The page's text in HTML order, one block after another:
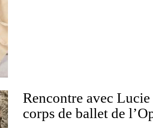
Rencontre avec
corps de ballet de